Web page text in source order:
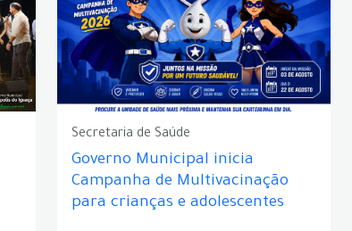
Secretaria de Saúde
Governo Municipal inicia
Campanha de Multivacinação
para crianças e adolescentes